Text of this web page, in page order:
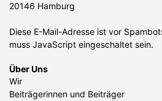
20146 Hamburg
Diese E-Mail-Adresse ist vor
muss JavaScript eingeschaltet sein.
Über Uns
Wir
Beiträgerinnen und Beiträger